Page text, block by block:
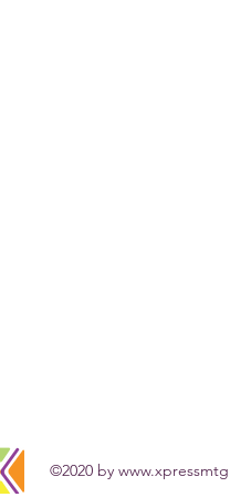
©2020 by